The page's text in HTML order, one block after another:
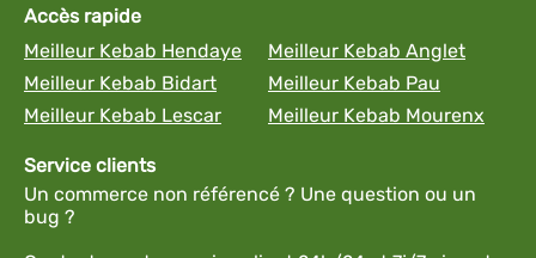
Accès rapide
Meilleur Kebab Hendaye
Meilleur Kebab Anglet
Meilleur Kebab Bidart
Meilleur Kebab Pau
Meilleur Kebab Lescar
Meilleur Kebab Mourenx
Service clients
Un commerce non référencé ? Une question ou un
bug ?